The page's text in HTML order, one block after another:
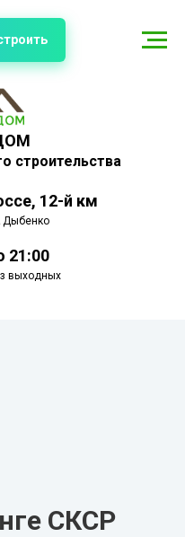
строительства
12-й км
Дыбенко
21:00
выходных
СКСР